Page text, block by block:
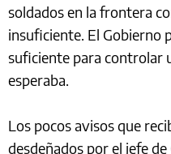
soldados en la frontera
insuficiente. El Gobierno
suficiente para controlar
esperaba.
Los pocos avisos que
desdeñados por el jefe